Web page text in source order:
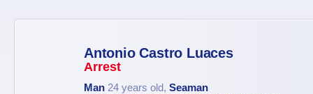
Antonio Castro Luaces
Arrest
Man 24 years old, Seaman